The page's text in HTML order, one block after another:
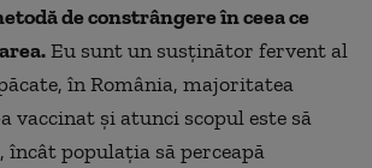
de constrângere în ceea ce
Eu sunt un susținător fervent al
în România, majoritatea
vaccinat și atunci scopul este să
încât populația să perceapă